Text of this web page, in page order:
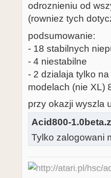
odroznieniu od
(rowniez tych
podsumowanie:
- 18 stabilnych
- 4 niestabilne
- 2 dzialaja tylko
modelach (nie XL)
przy okazji wyszla
Acid800-
Tylko zalogowani